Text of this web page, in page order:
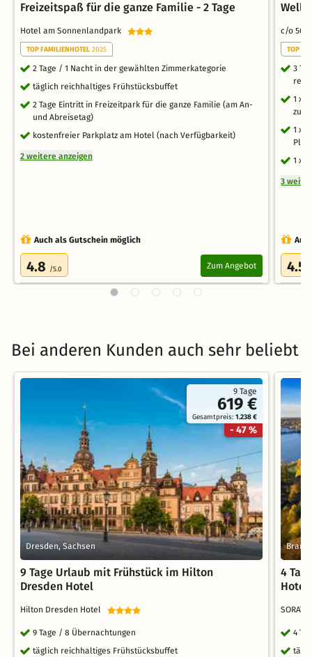
Freizeitspaß für die ganze Familie - 2 Tage
Hotel am Sonnenlandpark
TOP FAMILIENHOTEL 2025
2 Tage / 1 Nacht in der gewählten Zimmerkategorie
täglich reichhaltiges Frühstücksbuffet
2 Tage Eintritt in Freizeitpark für die ganze Familie (am An-
und Abreisetag)
kostenfreier Parkplatz am Hotel (nach Verfügbarkeit)
2 weitere anzeigen
Auch als Gutschein möglich
4.8 /5.0 Zum Angebot
c/o 56
TOP
3
1 x
zur
1 x
1 x
3
4.5
Bei anderen Kunden auch sehr beliebt
9 Tage
619 €
Gesamtpreis:1.238 €
- 47 %
Dresden, Sachsen
9 Tage Urlaub mit Frühstück im Hilton
Dresden Hotel
Hilton Dresden Hotel
9 Tage / 8 Übernachtungen
täglich reichhaltiges Frühstücksbuffet
4
Hotel
4